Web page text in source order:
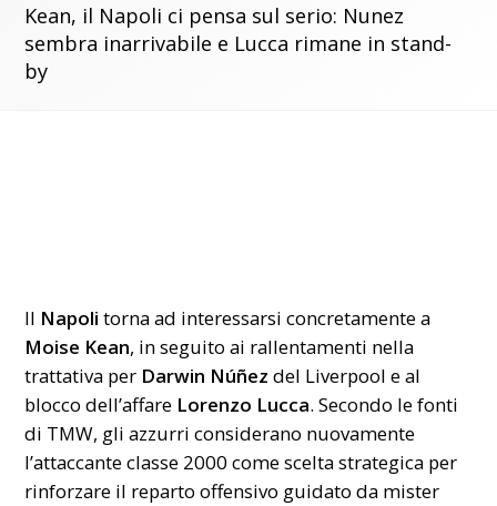
Kean, il Napoli ci pensa sul serio: Nunez
sembra inarrivabile e Lucca rimane in stand-
by
Il Napoli torna ad interessarsi concretamente a
Moise Kean, in seguito ai rallentamenti nella
trattativa per Darwin Núñez del Liverpool e al
blocco dell’affare Lorenzo Lucca. Secondo le fonti
di TMW, gli azzurri considerano nuovamente
l’attaccante classe 2000 come scelta strategica per
rinforzare il reparto offensivo guidato da mister